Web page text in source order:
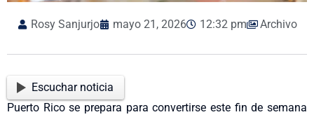
Rosy Sanjurjo mayo 21, 2026 12:32 pm Archivo
Escuchar noticia
Puerto Rico se prepara para convertirse este fin de semana